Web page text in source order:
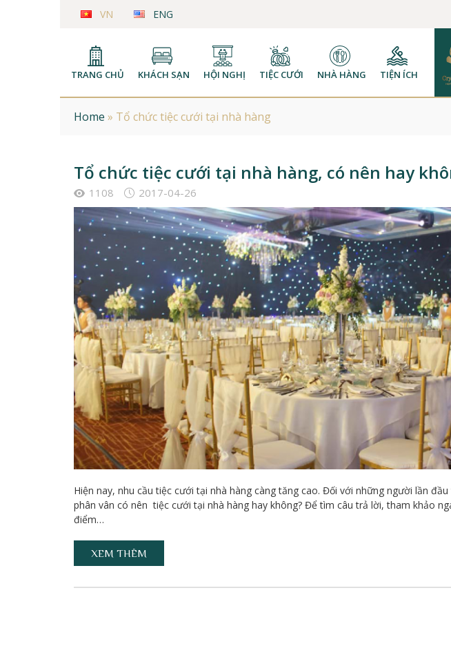
VN ENG
TRANG CHỦ KHÁCH SẠN HỘI NGHỊ TIỆC CƯỚI NHÀ HÀNG TIỆN ÍCH
Home » Tổ chức tiệc cưới tại nhà hàng
Tổ chức tiệc cưới tại nhà hàng, có nên hay
1108 2017-04-26
Hiện nay, nhu cầu tiệc cưới tại nhà hàng càng tăng cao. Đối với những người lần
phân vân có nên tiệc cưới tại nhà hàng hay không? Để tìm câu trả lời, tham khảo
điểm…
XEM THÊM